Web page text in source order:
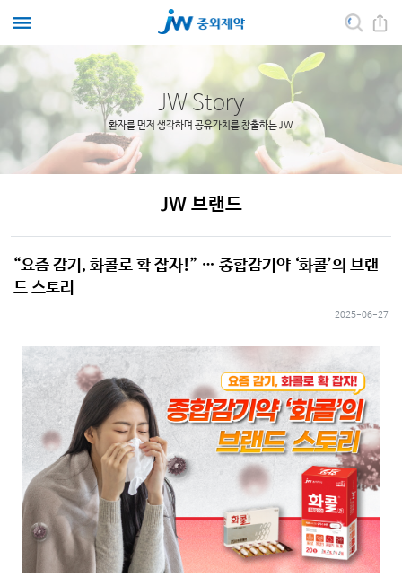
JW Story
환자를 먼저 생각하며 공유가치를 창출하는 JW
JW 브랜드
“요즘 감기, 화콜로 확 잡자!” … 종합감기약 ‘화콜’의 브랜
드 스토리
2025-06-27